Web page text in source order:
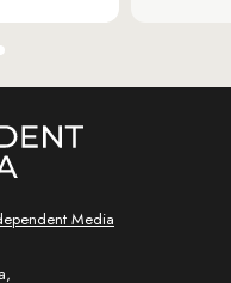
Media